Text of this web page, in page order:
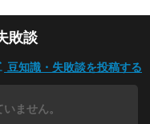
敗談
豆知識・失敗談を投稿する
ません。